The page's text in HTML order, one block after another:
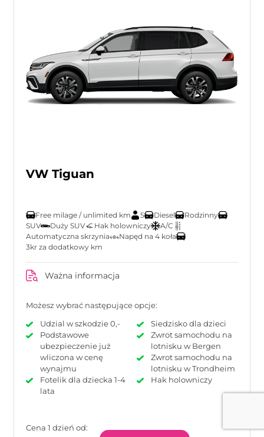
VW Tiguan
Free milage / unlimited km 5 Diesel
Rodzinny
SUV
Duży SUV Hak holowniczy
A/C
Automatyczna skrzynia
Napęd na 4 koła
3kr za dodatkowy km
Ważna informacja
Możesz wybrać następujące opcje:
Udzial w szkodzie 0,-
Podstawowe
ubezpieczenie już
wliczona w cenę
wynajmu
Fotelik dla dziecka 1-4
lata
Siedzisko dla dzieci
Zwrot samochodu na
lotnisku w Bergen
Zwrot samochodu na
lotnisku w Trondheim
Hak holowniczy
Cena 1 dzień od: